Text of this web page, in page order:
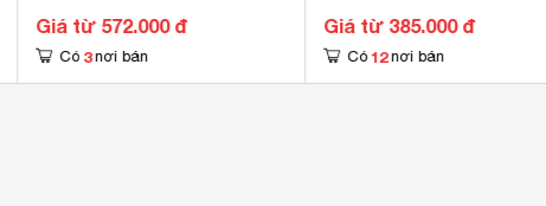
Giá từ 572.000 đ
Có 3 nơi bán
Giá từ 385.000 đ
Có 12 nơi bán